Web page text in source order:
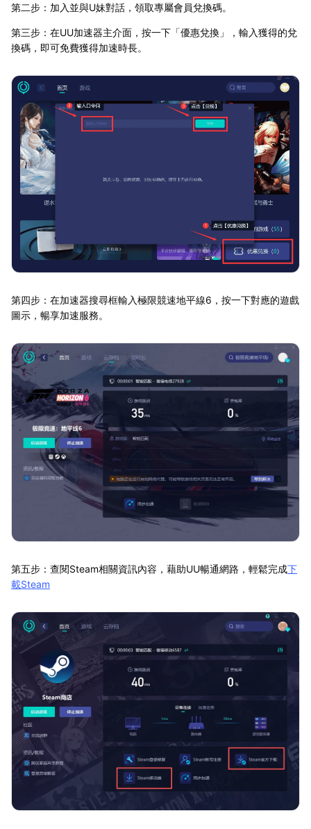
第二步：加入並與U妹對話，領取專屬會員兌換碼。
第三步：在UU加速器主介面，按一下「優惠兌換」，輸入獲得的兌
換碼，即可免費獲得加速時長。
第四步：在加速器搜尋框輸入極限競速地平線6，按一下對應的遊戲
圖示，暢享加速服務。
第五步：查閱Steam相關資訊內容，藉助UU暢通網路，輕鬆完成下
載Steam